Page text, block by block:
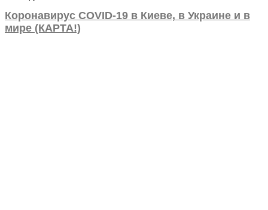
Коронавирус COVID-19 в Киеве, в Украине и в
мире (КАРТА!)